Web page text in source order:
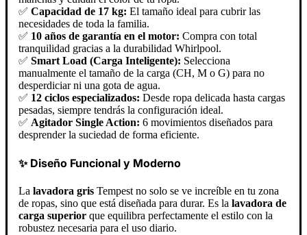
✅ Capacidad de 17 kg: El tamaño ideal para cubrir las
necesidades de toda la familia.
✅ 10 años de garantía en el motor: Compra con total
tranquilidad gracias a la durabilidad Whirlpool.
✅ Smart Load (Carga Inteligente): Selecciona
manualmente el tamaño de la carga (CH, M o G) para no
desperdiciar ni una gota de agua.
✅ 12 ciclos especializados: Desde ropa delicada hasta cargas
pesadas, siempre tendrás la configuración ideal.
✅ Agitador Single Action: 6 movimientos diseñados para
desprender la suciedad de forma eficiente.
✨ Diseño Funcional y Moderno
La lavadora gris Tempest no solo se ve increíble en tu zona
de ropas, sino que está diseñada para durar. Es la lavadora de
carga superior que equilibra perfectamente el estilo con la
robustez necesaria para el uso diario.